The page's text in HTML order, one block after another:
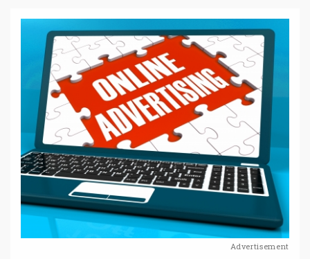
Advertisement